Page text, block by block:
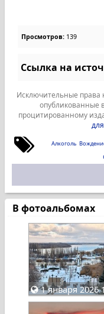
Просмотров: 139
Ссылка на
Исключительные права
опубликованные
процитированному
Алкоголь
В фотоальбомах
1 января 2026